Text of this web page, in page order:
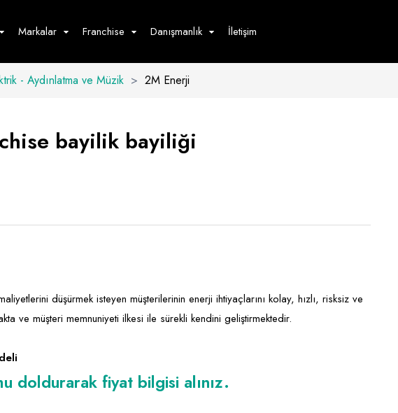
Markalar
Yiyecek - İçecek
Hepsini Göster
Franchise Danışmanlık İletişim
- Aydınlatma ve Müzik > 2M Enerji
bayilik bayiliği
düşürmek isteyen müşterilerinin enerji ihtiyaçlarını kolay, hızlı, risksiz ve
ve müşteri memnuniyeti ilkesi ile sürekli kendini geliştirmektedir.
doldurarak fiyat bilgisi alınız.